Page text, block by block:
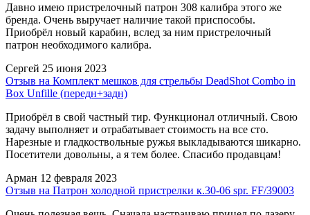
Давно имею пристрелочный патрон 308 калибра этого же
бренда. Очень выручает наличие такой приспособы.
Приобрёл новый карабин, вслед за ним пристрелочный
патрон необходимого калибра.
Сергей 25 июня 2023
Отзыв на Комплект мешков для стрельбы DeadShot Combo in
Box Unfille (передн+задн)
Приобрёл в свой частный тир. Функционал отличный. Свою
задачу выполняет и отрабатывает стоимость на все сто.
Нарезные и гладкоствольные ружья выкладываются шикарно.
Посетители довольны, а я тем более. Спасибо продавцам!
Арман 12 февраля 2023
Отзыв на Патрон холодной пристрелки к.30-06 spr. FF/39003